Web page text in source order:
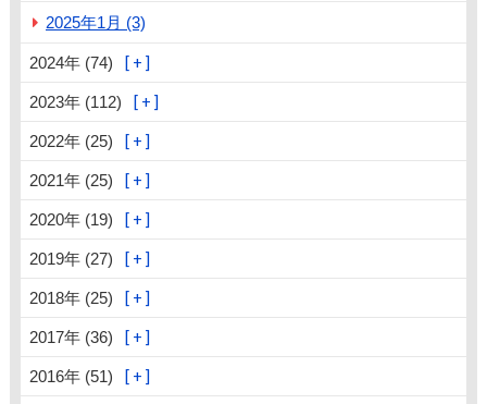
2025年1月 (3)
2024年 (74)
2023年 (112)
2022年 (25)
2021年 (25)
2020年 (19)
2019年 (27)
2018年 (25)
2017年 (36)
2016年 (51)